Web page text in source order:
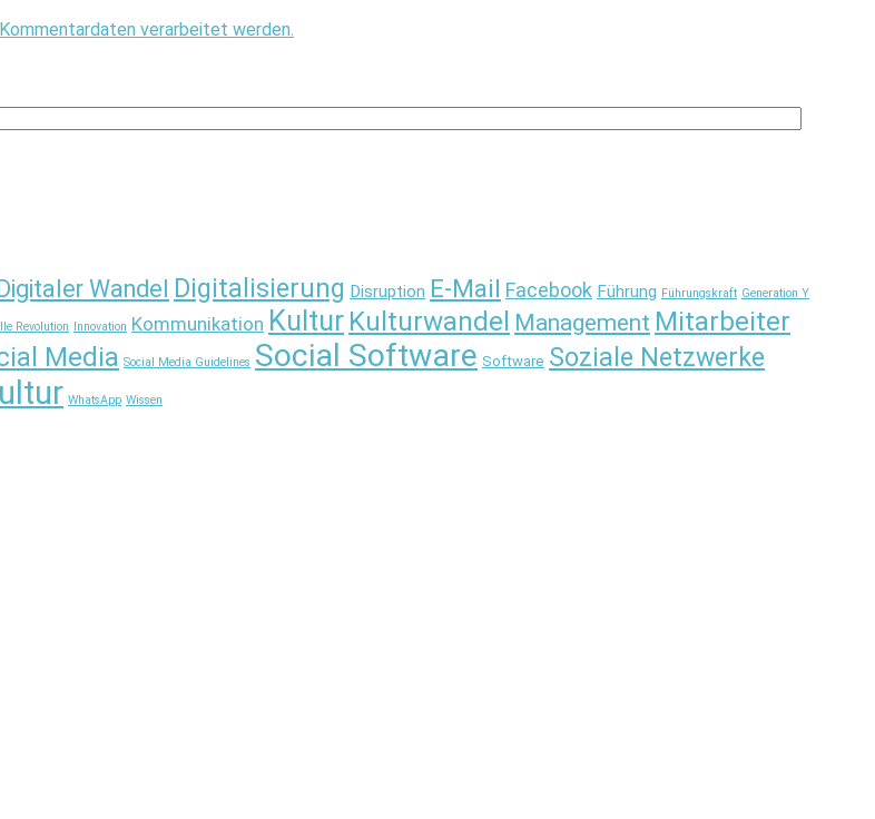
verarbeitet werden.
Wandel Digitalisierung Disruption E-Mail Facebook Führung Führungskraft Generation Y
Revolution Innovation Kommunikation Kultur Kulturwandel Management Mitarbeiter
Media Social Media Guidelines Social Software Software Soziale Netzwerke
WhatsApp Wissen